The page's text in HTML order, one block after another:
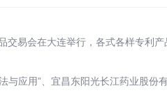
易会在大连举行，各式各样专利
应用”、宜昌东阳光长江药业股份